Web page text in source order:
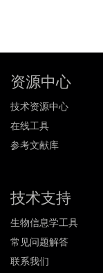
资源中心
技术资源中心
在线工具
参考文献库
技术支持
生物信息学工具
常见问题解答
联系我们